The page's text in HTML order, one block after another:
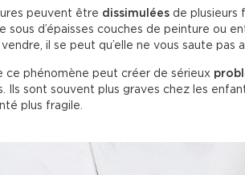
peuvent être dissimulées de plusieurs
sous d’épaisses couches de peinture ou
il se peut qu’elle ne vous saute pas
ce phénomène peut créer de sérieux
Ils sont souvent plus graves chez les
plus fragile.